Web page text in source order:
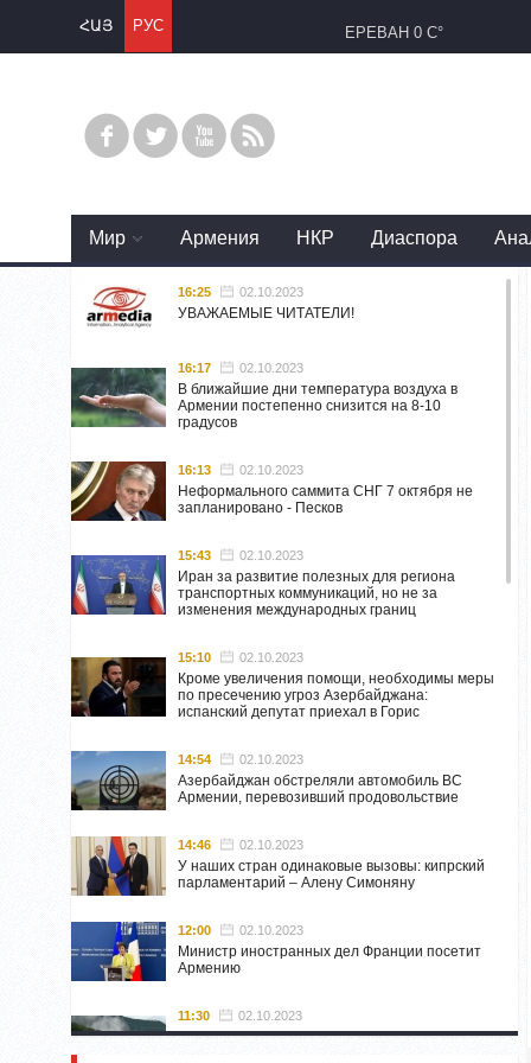
ՀԱՅ РУС ЕРЕВАН 0 C°
Mир Армения НКР Диаспора
16:25 02.10.2023
УВАЖАЕМЫЕ ЧИТАТЕЛИ!
16:17 02.10.2023
В ближайшие дни температура воздуха в
Армении постепенно снизится на 8-10
градусов
16:13 02.10.2023
Неформального саммита СНГ 7 октября не
запланировано - Песков
15:43 02.10.2023
Иран за развитие полезных для региона
транспортных коммуникаций, но не за
изменения международных границ
15:10 02.10.2023
Кроме увеличения помощи, необходимы меры
по пресечению угроз Азербайджана:
испанский депутат приехал в Горис
14:54 02.10.2023
Азербайджан обстреляли автомобиль ВС
Армении, перевозивший продовольствие
14:46 02.10.2023
У наших стран одинаковые вызовы: кипрский
парламентарий – Алену Симоняну
12:00 02.10.2023
Министр иностранных дел Франции посетит
Армению
11:30 02.10.2023
Самвел Шахраманян и группа ответственных